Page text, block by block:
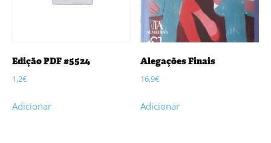
Edição PDF #5524
1,2€
Adicionar
Alegações Finais
16,9€
Adicionar